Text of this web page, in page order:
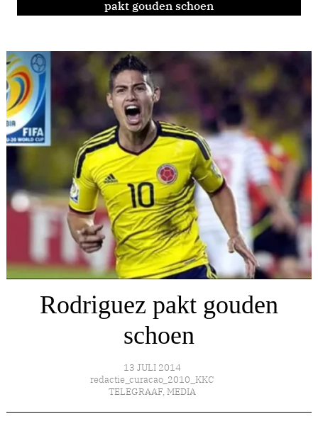
pakt gouden schoen
Rodriguez pakt gouden
schoen
13 JULI 2014
redactie_curacao_2010_KKC
TELEGRAAF, MEDIA